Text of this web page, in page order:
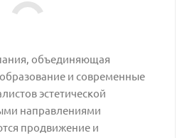
объединяющая
и современные
эстетической
направлениями
продвижение и